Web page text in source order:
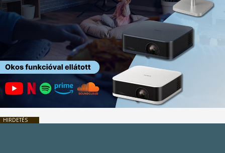
HIRDETÉS